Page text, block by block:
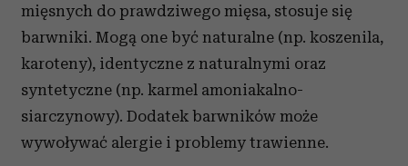
mięsnych do prawdziwego mięsa, stosuje się
barwniki. Mogą one być naturalne (np. koszenila,
karoteny), identyczne z naturalnymi oraz
syntetyczne (np. karmel amoniakalno-
siarczynowy). Dodatek barwników może
wywoływać alergie i problemy trawienne.